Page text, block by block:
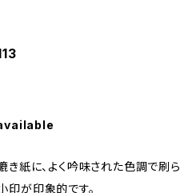
紙に、よく吟味された色調で刷ら
印が印象的です。